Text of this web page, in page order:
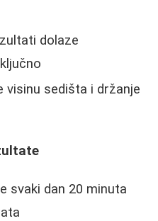
dolaze
visinu sedišta i držanje
svaki dan 20 minuta